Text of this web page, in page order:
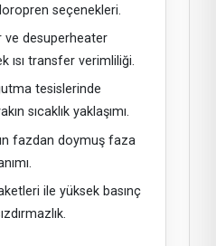
seçenekleri.
ve desuperheater
ısı transfer verimliliği.
tesislerinde
sıcaklık yaklaşımı.
fazdan doymuş faza
ile yüksek basınç